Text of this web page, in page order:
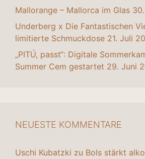
Mallorange – Mallorca im Glas
Underberg x Die Fantastischen
limitierte Schmuckdose 21. Juli
„PITÚ, passt“: Digitale
Summer Cem gestartet 29. Juni
NEUESTE KOMMENTARE
Uschi Kubatzki zu Bols stärkt